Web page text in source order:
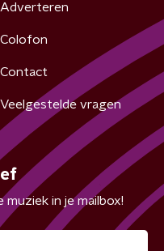
Adverteren
Colofon
Contact
Veelgestelde vragen
muziek in je mailbox!